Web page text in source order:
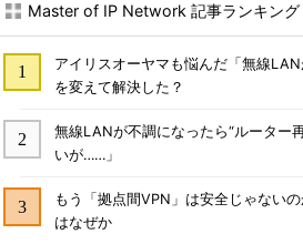
Master of IP Network 記事ランキング
アイリスオーヤマも悩んだ「無線
を変えて解決した？
無線LANが不調になったら“ルーター
いが……」
もう「拠点間VPN」は安全じゃない
はなぜか